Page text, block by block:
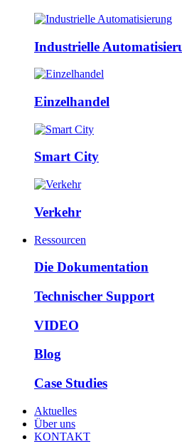
Industrielle
Einzelhandel
Smart City
Verkehr
Ressourcen
Die Dokumentation
Technischer Support
VIDEO
Blog
Case Studies
Aktuelles
Über uns
KONTAKT